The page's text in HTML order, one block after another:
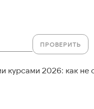
ПРОВЕРИТЬ
курсами 2026: как не